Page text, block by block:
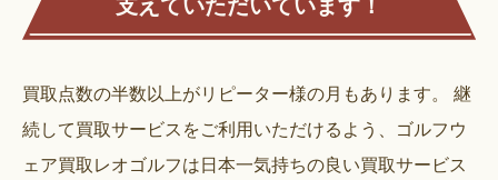
支えていただいています！
買取点数の半数以上がリピーター様の月もあります。
継
続して買取サービスをご利用いただけるよう、ゴルフウ
ェア買取レオゴルフは日本一気持ちの良い買取サービス